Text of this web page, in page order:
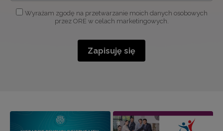
Wyrażam zgodę na przetwarzanie moich danych osobowych
przez ORE w celach marketingowych.
Zapisuję się